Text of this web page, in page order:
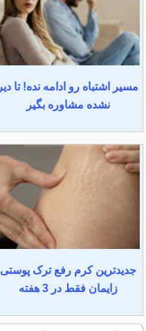
مسیر اشتباه رو ادامه نده! تا دیر
نشده مشاوره بگیر
جدیدترین کرم رفع ترک پوستی
زایمان فقط در 3 هفته